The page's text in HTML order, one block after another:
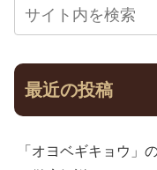
最近の投稿
「オヨベギキョウ」